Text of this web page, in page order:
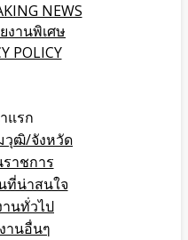
NEWS
งานพิเศษ
POLICY
แรก
วุฒิ/จังหวัด
าชการ
ที่น่าสนใจ
านทั่วไป
งานอื่นๆ